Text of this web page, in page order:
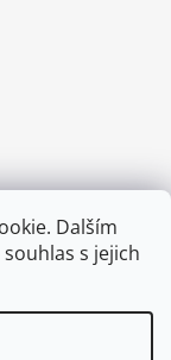
Dalším
s jejich